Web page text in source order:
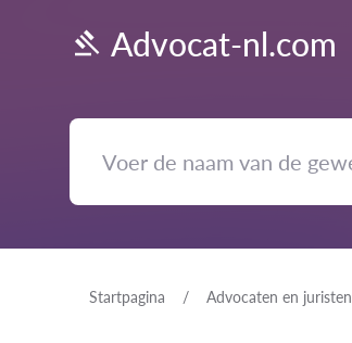
Advocat-nl.com
Startpagina Advocaten en juristen